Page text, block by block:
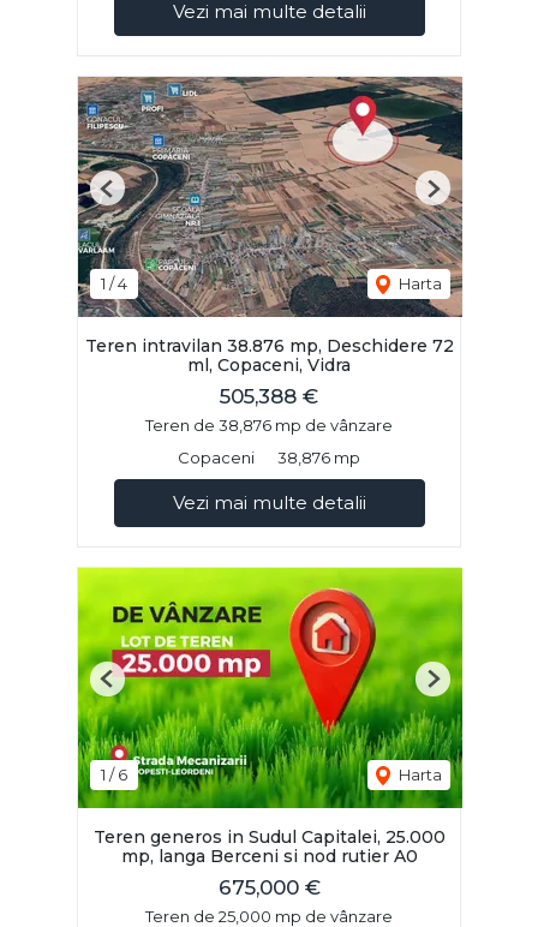
Vezi mai multe detalii
1 /4 Harta
Previous Next
Teren intravilan 38.876 mp, Deschidere 72
ml, Copaceni, Vidra
505,388 €
Teren de 38,876 mp de vânzare
Copaceni
38,876 mp
Vezi mai multe detalii
1 /6 Harta
Previous Next
Teren generos in Sudul Capitalei, 25.000
mp, langa Berceni si nod rutier A0
675,000 €
Teren de 25,000 mp de vânzare